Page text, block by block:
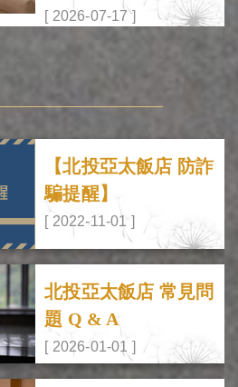
[ 2026-07-17 ]
【北投亞太飯店 防詐
騙提醒】
[ 2022-11-01 ]
北投亞太飯店 常見問
題 Q & A
[ 2026-01-01 ]